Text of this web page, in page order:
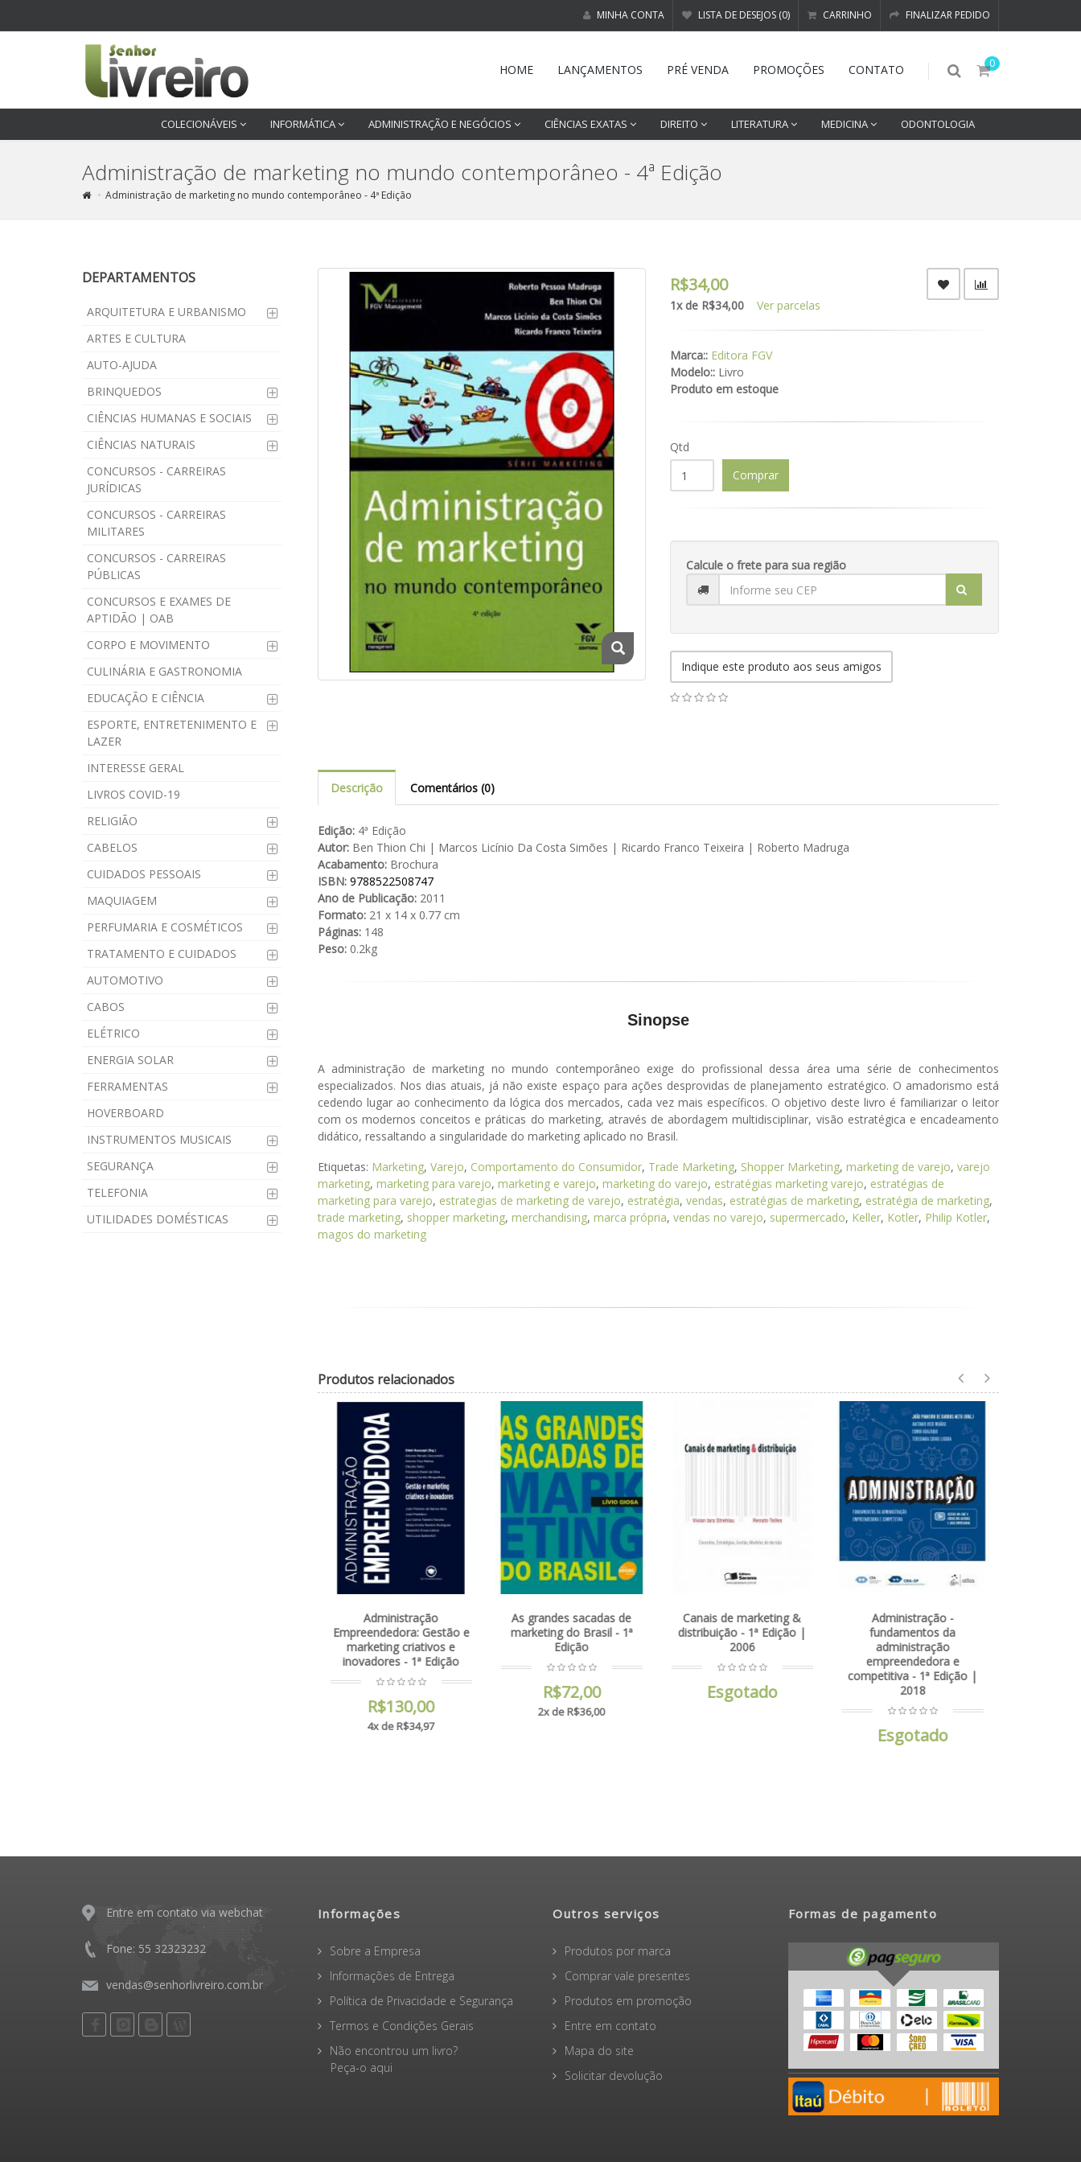
MINHA CONTA LISTA DE DESEJOS (0) CARRINHO FINALIZAR PEDIDO
0
HOME LANÇAMENTOS PRÉ VENDA PROMOÇÕES CONTATO
COLECIONÁVEIS INFORMÁTICA ADMINISTRAÇÃO E NEGÓCIOS CIÊNCIAS EXATAS DIREITO LITERATURA MEDICINA ODONTOLOGIA
Administração de marketing no mundo contemporâneo - 4ª Edição
Administração de marketing no mundo contemporâneo - 4ª Edição
DEPARTAMENTOS
ARQUITETURA E URBANISMO
ARTES E CULTURA
AUTO-AJUDA
BRINQUEDOS
CIÊNCIAS HUMANAS E SOCIAIS
CIÊNCIAS NATURAIS
CONCURSOS - CARREIRAS
JURÍDICAS
CONCURSOS - CARREIRAS
MILITARES
CONCURSOS - CARREIRAS
PÚBLICAS
CONCURSOS E EXAMES DE
APTIDÃO | OAB
CORPO E MOVIMENTO
CULINÁRIA E GASTRONOMIA
EDUCAÇÃO E CIÊNCIA
ESPORTE, ENTRETENIMENTO E
LAZER
INTERESSE GERAL
LIVROS COVID-19
RELIGIÃO
CABELOS
CUIDADOS PESSOAIS
MAQUIAGEM
PERFUMARIA E COSMÉTICOS
TRATAMENTO E CUIDADOS
AUTOMOTIVO
CABOS
ELÉTRICO
ENERGIA SOLAR
FERRAMENTAS
HOVERBOARD
INSTRUMENTOS MUSICAIS
SEGURANÇA
TELEFONIA
UTILIDADES DOMÉSTICAS
R$34,00
1x de R$34,00 Ver parcelas
Marca:: Editora FGV
Modelo:: Livro
Produto em estoque
Qtd
Comprar
Calcule o frete para sua região
Indique este produto aos seus amigos
Descrição Comentários (0)
Edição:4ª Edição
Autor:Ben Thion Chi | Marcos Licínio Da Costa Simões | Ricardo Franco Teixeira | Roberto Madruga
Acabamento:Brochura
ISBN: 9788522508747
Ano de Publicação:2011
Formato:21 x 14 x 0.77 cm
Páginas:148
Peso:0.2kg
Sinopse
A administração de marketing no mundo contemporâneo exige do profissional dessa área uma série de conhecimentos
especializados. Nos dias atuais, já não existe espaço para ações desprovidas de planejamento estratégico. O amadorismo está
cedendo lugar ao conhecimento da lógica dos mercados, cada vez mais específicos. O objetivo deste livro é familiarizar o leitor
com os modernos conceitos e práticas do marketing, através de abordagem multidisciplinar, visão estratégica e encadeamento
didático, ressaltando a singularidade do marketing aplicado no Brasil.
Etiquetas: Marketing, Varejo, Comportamento do Consumidor, Trade Marketing, Shopper Marketing, marketing de varejo, varejo
marketing, marketing para varejo, marketing e varejo, marketing do varejo, estratégias marketing varejo, estratégias de
marketing para varejo, estrategias de marketing de varejo, estratégia, vendas, estratégias de marketing, estratégia de marketing,
trade marketing, shopper marketing, merchandising, marca própria, vendas no varejo, supermercado, Keller, Kotler, Philip Kotler,
magos do marketing
Produtos relacionados
As grandes sacadas de
marketing do Brasil - 1ª
Edição
R$72,00
2x de R$36,00
Canais de marketing &
distribuição - 1ª Edição |
2006
Esgotado
Administração -
fundamentos da
administração
empreendedora e
competitiva - 1ª Edição |
2018
Administração de
marketing - Conceitos,
estratégias, aplicações - 1ª
Edição | 2012
Esgotado
Entre em contato via webchat
Fone: 55 32323232
vendas@senhorlivreiro.com.br
Informações
Sobre a Empresa
Informações de Entrega
Política de Privacidade e Segurança
Termos e Condições Gerais
Não encontrou um livro?
Peça-o aqui
Outros serviços
Produtos por marca
Comprar vale presentes
Produtos em promoção
Entre em contato
Mapa do site
Solicitar devolução
Formas de pagamento